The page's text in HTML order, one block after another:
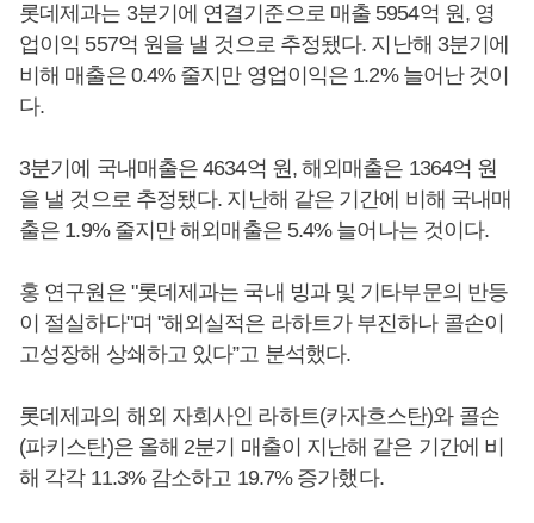
롯데제과는 3분기에 연결기준으로 매출 5954억 원, 영
업이익 557억 원을 낼 것으로 추정됐다. 지난해 3분기에
비해 매출은 0.4% 줄지만 영업이익은 1.2% 늘어난 것이
다.
3분기에 국내매출은 4634억 원, 해외매출은 1364억 원
을 낼 것으로 추정됐다. 지난해 같은 기간에 비해 국내매
출은 1.9% 줄지만 해외매출은 5.4% 늘어나는 것이다.
홍 연구원은 "롯데제과는 국내 빙과 및 기타부문의 반등
이 절실하다"며 "해외실적은 라하트가 부진하나 콜손이
고성장해 상쇄하고 있다”고 분석했다.
롯데제과의 해외 자회사인 라하트(카자흐스탄)와 콜손
(파키스탄)은 올해 2분기 매출이 지난해 같은 기간에 비
해 각각 11.3% 감소하고 19.7% 증가했다.